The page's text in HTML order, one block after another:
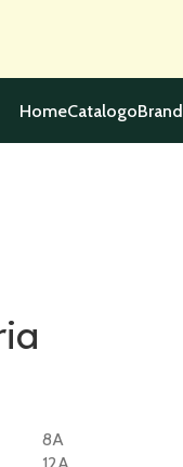
HomeCatalogoBrand
8A